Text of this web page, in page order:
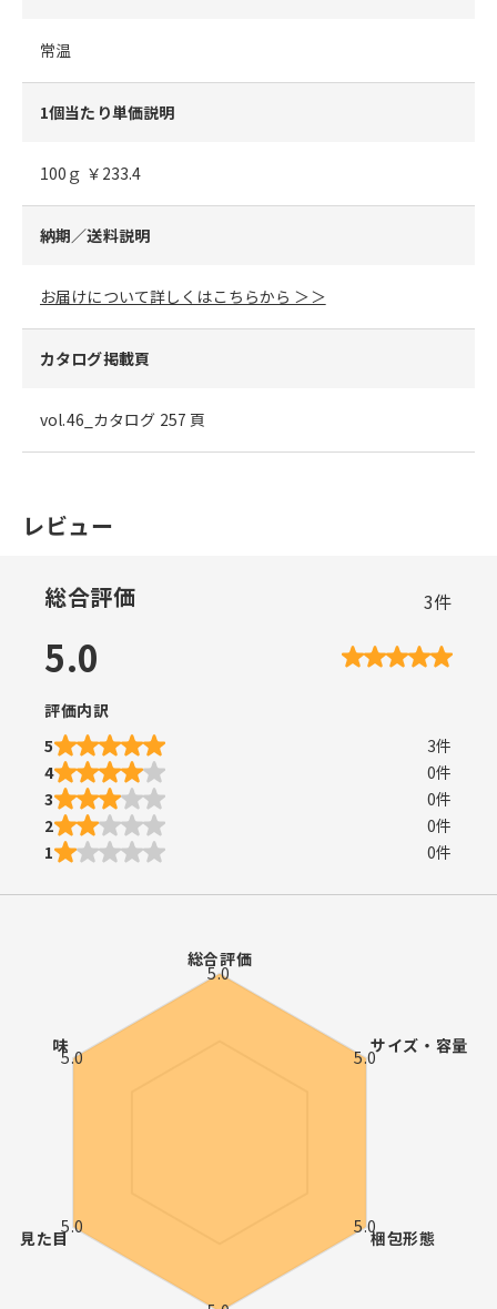
常温
1個当たり単価説明
100ｇ ￥233.4
納期／送料説明
お届けについて詳しくはこちらから ＞＞
カタログ掲載頁
vol.46_カタログ 257 頁
レビュー
総合評価 3件
5.0
評価内訳
5
3件
4
0件
3
0件
2
0件
1
0件